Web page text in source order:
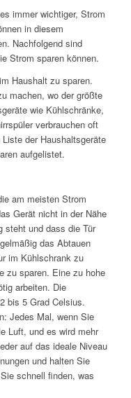
immer wichtiger, Strom
in diesem
Nachfolgend sind
Strom sparen können.
Haushalt zu sparen.
machen, wo der größte
wie Kühlschränke,
verbrauchen oft
der Haushaltsgeräte
aufgelistet.
am meisten Strom
Gerät nicht in der Nähe
steht und dass die Tür
das Abtauen
im Kühlschrank zu
zu sparen. Eine zu hohe
arbeiten. Die
bis 5 Grad Celsius.
Jedes Mal, wenn Sie
Luft, und es wird mehr
auf das ideale Niveau
und halten Sie
schnell finden, was